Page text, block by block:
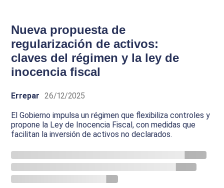
Nueva propuesta de
regularización de activos:
claves del régimen y la ley de
inocencia fiscal
Errepar 26/12/2025
El Gobierno impulsa un régimen que flexibiliza controles y
propone la Ley de Inocencia Fiscal, con medidas que
facilitan la inversión de activos no declarados.